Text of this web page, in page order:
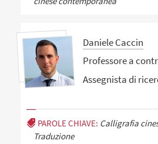
Daniele Caccin
Professore a
Assegnista di
PAROLE CHIAVE: Calligrafia
Traduzione